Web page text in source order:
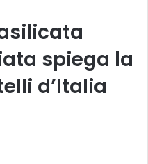
spiega la
d’Italia